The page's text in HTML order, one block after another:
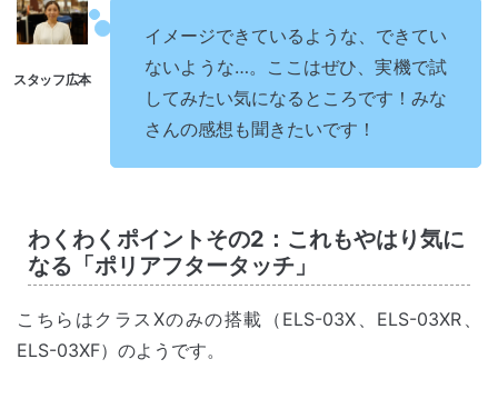
イメージできているような、できてい
ないような…。ここはぜひ、実機で試
してみたい気になるところです！みな
さんの感想も聞きたいです！
わくわくポイントその2：これもやはり気に
なる「ポリアフタータッチ」
こちらはクラスXのみの搭載（ELS-03X、ELS-03XR、
ELS-03XF）のようです。